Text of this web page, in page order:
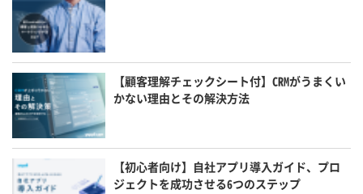
【顧客理解チェックシート付】CRMがうまくい
かない理由とその解決方法
【初心者向け】自社アプリ導入ガイド、プロ
ジェクトを成功させる6つのステップ